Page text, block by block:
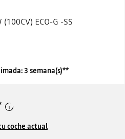
ECO-G -SS
3 semana(s)**
coche actual